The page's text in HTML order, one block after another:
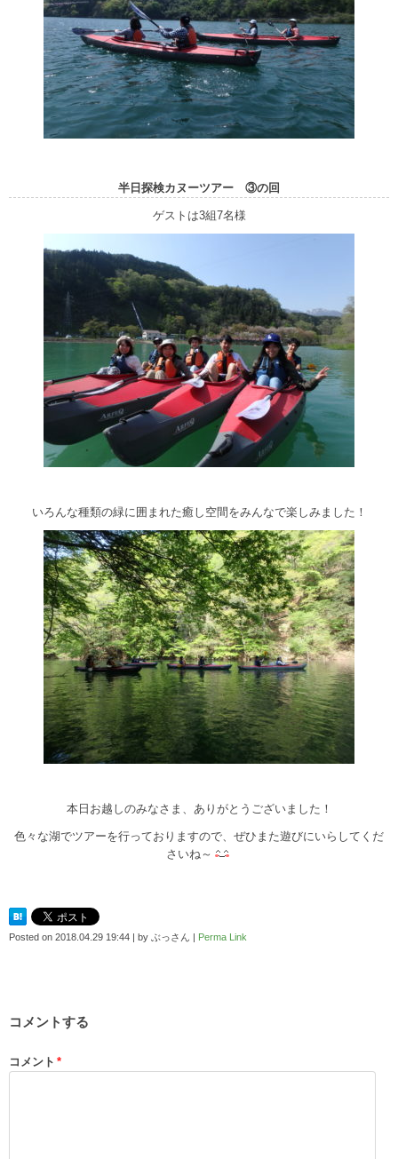
半日探検カヌーツアー ③の回
ゲストは3組7名様
いろんな種類の緑に囲まれた癒し空間をみんなで楽しみました！
本日お越しのみなさま、ありがとうございました！
色々な湖でツアーを行っておりますので、ぜひまた遊びにいらしてくだ
さいね～
Posted on 2018.04.29 19:44 | by ぶっさん | Perma Link
コメントする
コメント *